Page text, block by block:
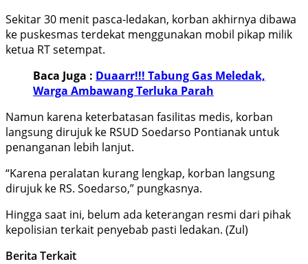
Sekitar 30 menit pasca-ledakan, korban akhirnya dibawa
ke puskesmas terdekat menggunakan mobil pikap milik
ketua RT setempat.
Baca Juga : Duaarr!!! Tabung Gas Meledak,
Warga Ambawang Terluka Parah
Namun karena keterbatasan fasilitas medis, korban
langsung dirujuk ke RSUD Soedarso Pontianak untuk
penanganan lebih lanjut.
“Karena peralatan kurang lengkap, korban langsung
dirujuk ke RS. Soedarso,” pungkasnya.
Hingga saat ini, belum ada keterangan resmi dari pihak
kepolisian terkait penyebab pasti ledakan. (Zul)
Berita Terkait